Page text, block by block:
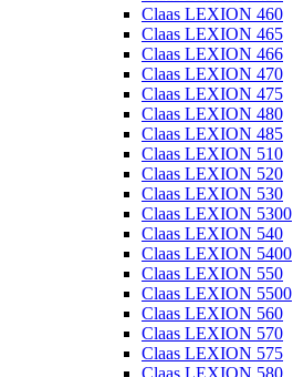
Claas LEXION 460
Claas LEXION 465
Claas LEXION 466
Claas LEXION 470
Claas LEXION 475
Claas LEXION 480
Claas LEXION 485
Claas LEXION 510
Claas LEXION 520
Claas LEXION 530
Claas LEXION 5300
Claas LEXION 540
Claas LEXION 5400
Claas LEXION 550
Claas LEXION 5500
Claas LEXION 560
Claas LEXION 570
Claas LEXION 575
Claas LEXION 580